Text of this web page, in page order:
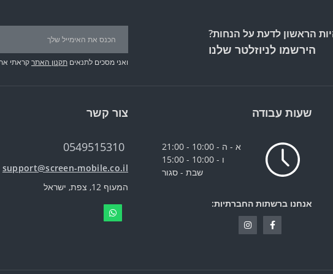
הראשון לדעת על הנחות?
הירשמו לניוזלטר שלנו
ואני מסכים לתנאים תקנון האתרקראתי
שעות עבודה
א - ה - 10:00 - 21:00
ו - 10:00 - 15:00
שבת - סגור
אנחנו ברשתות החברתיות:
צור קשר
0549515310
support@screen-mobile.co.il
המעוף 12, צפת, ישראל